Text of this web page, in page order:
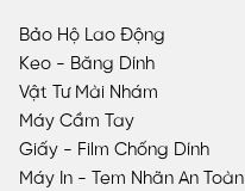
Bảo Hộ Lao Động
Keo - Băng Dính
Vật Tư Mài Nhám
Máy Cầm Tay
Giấy - Film Chống Dính
Máy In - Tem Nhãn An Toàn